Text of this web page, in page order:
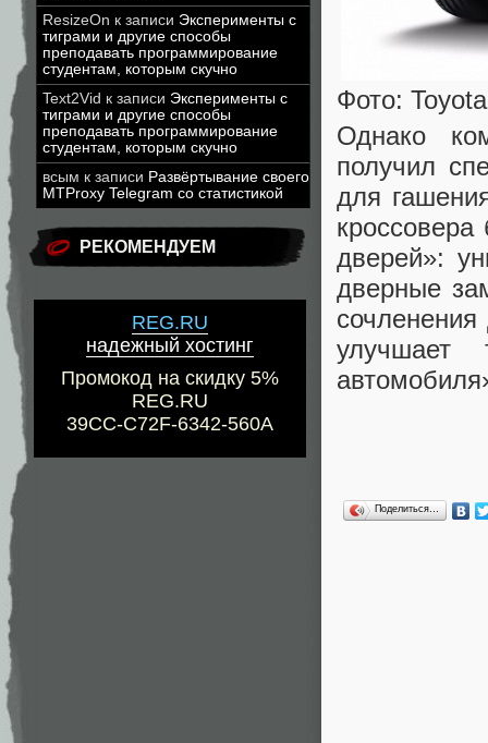
ResizeOn к записи Эксперименты с
тиграми и другие способы
преподавать программирование
студентам, которым скучно
Text2Vid к записи Эксперименты с
тиграми и другие способы
преподавать программирование
студентам, которым скучно
всым к записи Развёртывание своего
MTProxy Telegram со статистикой
РЕКОМЕНДУЕМ
REG.RU
надежный хостинг
Промокод на скидку 5%
REG.RU
39CC-C72F-6342-560A
Фото:
Однако
получил
для
дверей»:
дверные
улучшает
Поделиться…